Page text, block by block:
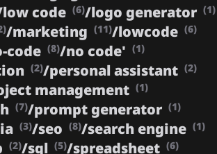
logo generator (1)
/
low code (6)
lowcode (6)
/
marketing (11)
/
no code' (1)
/
code (8)
personal assistant (2)
/
(2)
management (1)
prompt generator (1)
/
(7)
search engine (1)
/
seo (8)
/
(3)
(6)
(5)
(2)